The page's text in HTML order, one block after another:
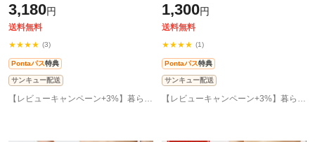
き ドライ 汗染み 防止 汗 対策
3,180円
送料無料
★★★★ (3)
Pontaパス特典
サンキュー配送
【レビューキャンペーン+3%】暮らしの肌着 インナー専門店
ネック 25SS L1281L-E
1,300円
送料無料
★★★★ (1)
Pontaパス特典
サンキュー配送
【レビューキャンペーン+3%】暮らしの肌着 インナー専門店